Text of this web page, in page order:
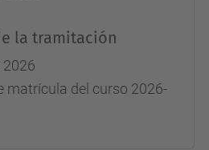
la tramitación
2026
matrícula del curso 2026-